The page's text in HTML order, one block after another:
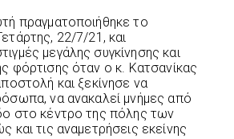
πραγματοποιήθηκε το
22/7/21, και
μεγάλης συγκίνησης και
φόρτισης όταν ο κ. Κατσανίκας
και ξεκίνησε να
να ανακαλεί μνήμες από
στο κέντρο της πόλης των
και τις αναμετρήσεις εκείνης